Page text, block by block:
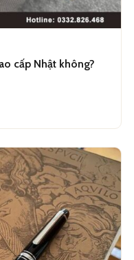
cấp Nhật không?